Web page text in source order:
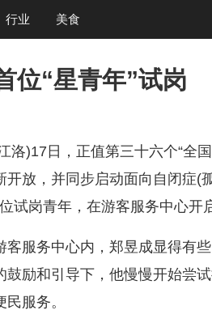
行业 美食
位“星青年”试岗
)17日，正值第三十六个“全国
放，并同步启动面向自闭症(
试岗青年，在游客服务中心开
服务中心内，郑昱成显得有些
励和引导下，他慢慢开始尝
服务。